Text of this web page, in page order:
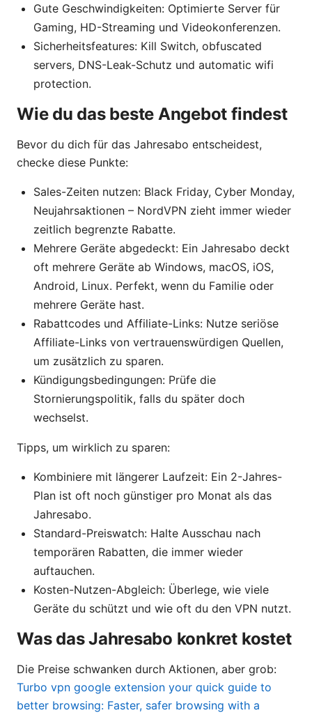
Gute Geschwindigkeiten: Optimierte Server für
Gaming, HD-Streaming und Videokonferenzen.
Sicherheitsfeatures: Kill Switch, obfuscated
servers, DNS-Leak-Schutz und automatic wifi
protection.
Wie du das beste Angebot findest
Bevor du dich für das Jahresabo entscheidest,
checke diese Punkte:
Sales-Zeiten nutzen: Black Friday, Cyber Monday,
Neujahrsaktionen – NordVPN zieht immer wieder
zeitlich begrenzte Rabatte.
Mehrere Geräte abgedeckt: Ein Jahresabo deckt
oft mehrere Geräte ab Windows, macOS, iOS,
Android, Linux. Perfekt, wenn du Familie oder
mehrere Geräte hast.
Rabattcodes und Affiliate-Links: Nutze seriöse
Affiliate-Links von vertrauenswürdigen Quellen,
um zusätzlich zu sparen.
Kündigungsbedingungen: Prüfe die
Stornierungspolitik, falls du später doch
wechselst.
Tipps, um wirklich zu sparen:
Kombiniere mit längerer Laufzeit: Ein 2-Jahres-
Plan ist oft noch günstiger pro Monat als das
Jahresabo.
Standard-Preiswatch: Halte Ausschau nach
temporären Rabatten, die immer wieder
auftauchen.
Kosten-Nutzen-Abgleich: Überlege, wie viele
Geräte du schützt und wie oft du den VPN nutzt.
Was das Jahresabo konkret kostet
Die Preise schwanken durch Aktionen, aber grob:
Turbo vpn google extension your quick guide to
better browsing: Faster, safer browsing with a